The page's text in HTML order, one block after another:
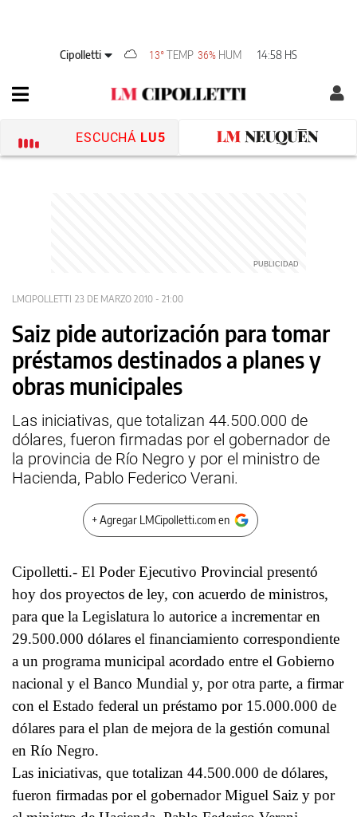
Cipolletti 13°TEMP 36% HUM 14:58 HS
ESCUCHÁ LU5
LMCIPOLLETTI 23 DE MARZO 2010 - 21:00
Saiz pide autorización para tomar
préstamos destinados a planes y
obras municipales
Las iniciativas, que totalizan 44.500.000 de
dólares, fueron firmadas por el gobernador de
la provincia de Río Negro y por el ministro de
Hacienda, Pablo Federico Verani.
+ Agregar LMCipolletti.com en
Cipolletti.- El Poder Ejecutivo Provincial presentó
hoy dos proyectos de ley, con acuerdo de ministros,
para que la Legislatura lo autorice a incrementar en
29.500.000 dólares el financiamiento correspondiente
a un programa municipal acordado entre el Gobierno
nacional y el Banco Mundial y, por otra parte, a firmar
con el Estado federal un préstamo por 15.000.000 de
dólares para el plan de mejora de la gestión comunal
en Río Negro.
Las iniciativas, que totalizan 44.500.000 de dólares,
fueron firmadas por el gobernador Miguel Saiz y por